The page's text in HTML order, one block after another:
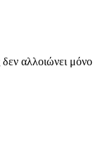
αλλοιώνει